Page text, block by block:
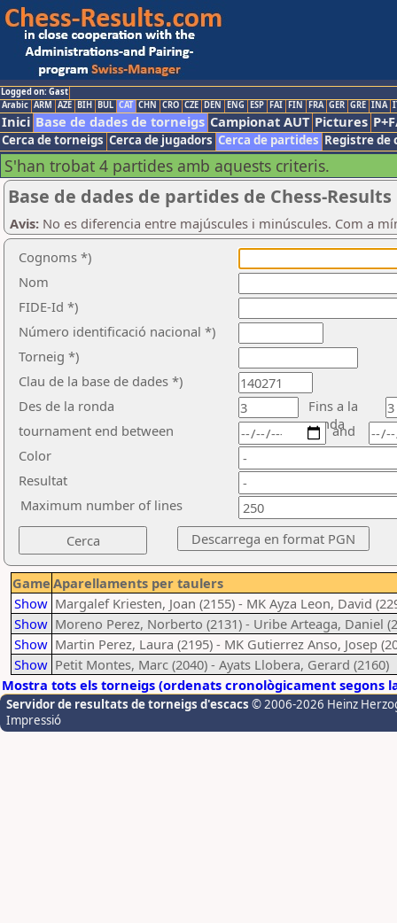
Logged on: Gast
Arabic ARM AZE BIH BUL CAT CHN CRO CZE DEN ENG ESP FAI FIN FRA GER GRE INA
Inici Base de dades de torneigs Campionat AUT Pictures
Cerca de torneigs Cerca de jugadors Cerca de partides Registre de
S'han trobat 4 partides amb aquests criteris.
Base de dades de partides de Chess-Results
Avis: No es diferencia entre majúscules i minúscules. Com a
Cognoms *)
Nom
FIDE-Id *)
Número identificació nacional *)
Torneig *)
Clau de la base de dades *)
Des de la ronda
Fins a la
ronda
tournament end between
Color
Resultat
and
Maximum number of lines
Game Aparellaments per taulers
Show Margalef Kriesten, Joan (2155) - MK Ayza Leon, David
Show Moreno Perez, Norberto (2131) - Uribe Arteaga, Daniel
Show Martin Perez, Laura (2195) - MK Gutierrez Anso, Josep
Show Petit Montes, Marc (2040) - Ayats Llobera, Gerard (2160)
Mostra tots els torneigs (ordenats cronològicament segons
Servidor de resultats de torneigs d'escacs © 2006-2026 Heinz
Impressió